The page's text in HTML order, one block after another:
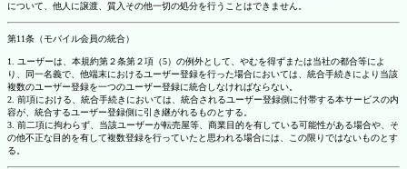
について、他人に譲渡、質入その他一切の処分を行うことはできません。
第11条（モバイル会員の統合）
1. ユーザーは、本規約第２条第２項（5）の例外として、やむを得ずまたは当社の都合等によ
り、同一名義で、他端末におけるユーザー登録を行った場合においては、統合手続きにより当該
複数のユーザー登録を一つのユーザー登録に統合しなければならない。
2. 前項における、統合手続きにおいては、統合されるユーザー登録側に付帯する本サービスの内
容が、統合するユーザー登録側に引き継がれるものとする。
3. 前二項に拘わらず、当該ユーザーが転売屋等、商業目的を有している可能性がある場合や、そ
の他不正な目的を有して複数登録を行っていたと思われる場合には、この限りではないものとす
る。